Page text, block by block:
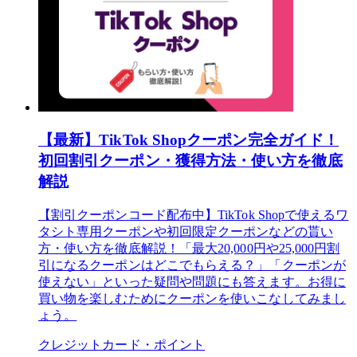
【最新】TikTok Shopクーポン完全ガイド！
初回割引クーポン・獲得方法・使い方を徹底
解説
【割引クーポンコード配布中】TikTok Shopで使えるワ
タシト専用クーポンや初回限定クーポンなどの貰い
方・使い方を徹底解説！「最大20,000円や25,000円割
引になるクーポンはどこでもらえる？」「クーポンが
使えない」といった疑問や問題にも答えます。お得に
買い物を楽しむためにクーポンを使いこなしてみまし
ょう。
クレジットカード・ポイント